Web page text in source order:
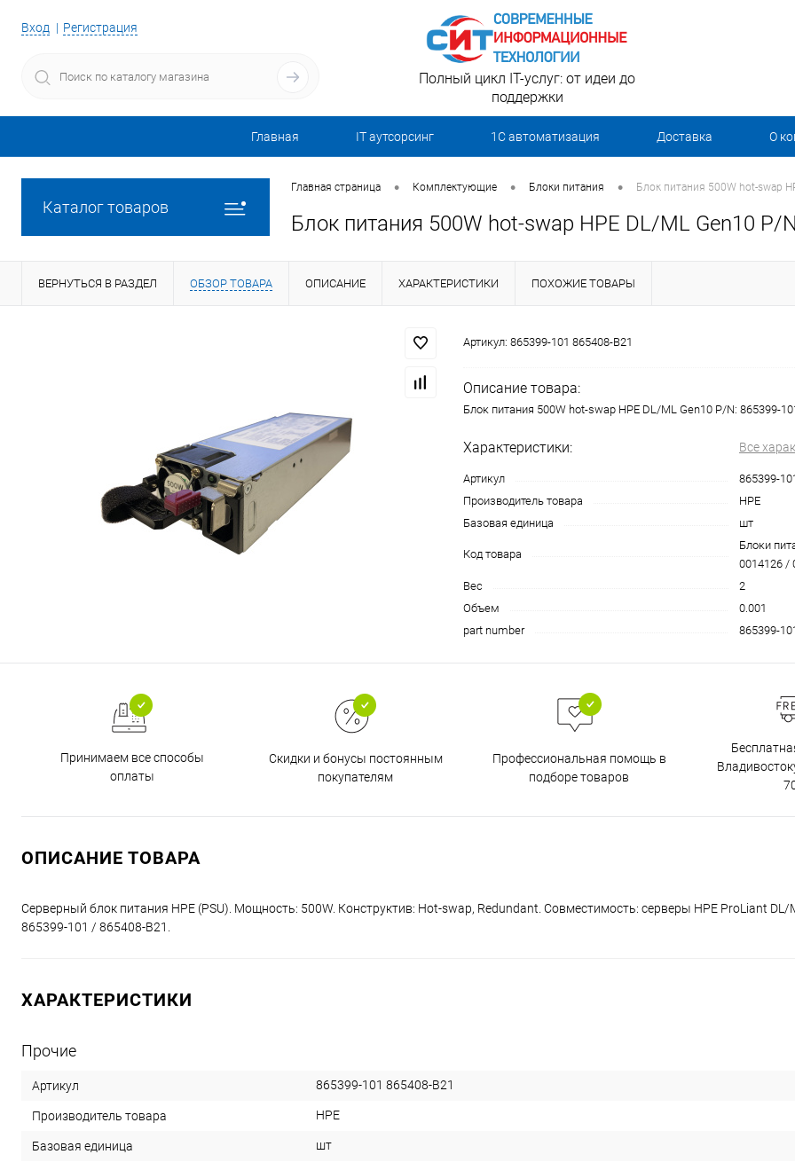
Вход Регистрация
Полный цикл IT-услуг: от идеи до
поддержки
Главная IT аутсорсинг 1С автоматизация Доставка О
Каталог товаров
Главная страница • Комплектующие • Блоки питания • Блок питания 500W hot-swap
Блок питания 500W hot-swap HPE DL/ML Gen10 P/
ВЕРНУТЬСЯ В РАЗДЕЛ ОБЗОР ТОВАРА ОПИСАНИЕ ХАРАКТЕРИСТИКИ ПОХОЖИЕ ТОВАРЫ
Артикул: 865399-101 865408-B21
Описание товара:
Блок питания 500W hot-swap HPE DL/ML Gen10 P/N: 865399-
Характеристики: Все
Артикул
865399-
Производитель товара
HPE
Базовая единица
шт
Код товара
Блоки
0014126 /
Вес
2
Объем
0.001
part number
865399-
Принимаем все способы
оплаты
Скидки и бонусы постоянным
покупателям
Профессиональная помощь в
подборе товаров
ОПИСАНИЕ ТОВАРА
Серверный блок питания HPE (PSU). Мощность: 500W. Конструктив: Hot-swap, Redundant. Совместимость: серверы HPE ProLiant DL/
865399-101 / 865408-B21.
ХАРАКТЕРИСТИКИ
Прочие
Артикул 865399-101 865408-B21
Производитель товара HPE
Базовая единица шт